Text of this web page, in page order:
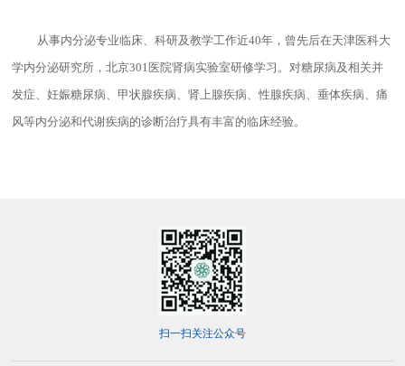
从事内分泌专业临床、科研及教学工作近40年，曾先后在天津医科大
学内分泌研究所，北京301 医院肾病实验室研修学习。对糖尿病及相关并
发症、妊娠糖尿病、甲状腺疾病、肾上腺疾病、性腺疾病、垂体疾病、痛
风等内分泌和代谢疾病的诊断治疗具有丰富的临床经验。
扫一扫关注公众号